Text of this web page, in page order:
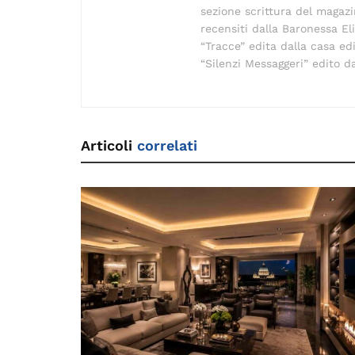
sezione scrittura del
recensiti dalla Baronessa
“Tracce” edita dalla casa
“Silenzi Messaggeri” edito
Articoli correlati